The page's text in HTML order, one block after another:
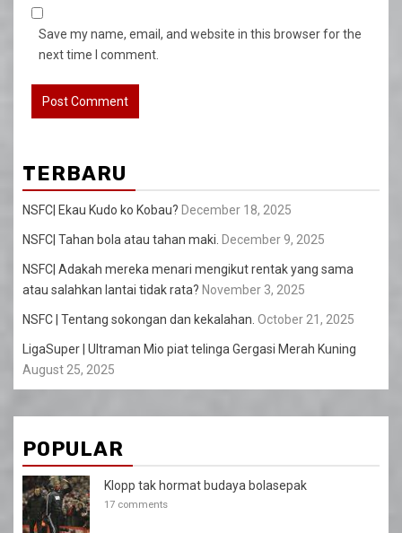
Save my name, email, and website in this browser for the
next time I comment.
TERBARU
NSFC| Ekau Kudo ko Kobau? December 18, 2025
NSFC| Tahan bola atau tahan maki. December 9, 2025
NSFC| Adakah mereka menari mengikut rentak yang sama
atau salahkan lantai tidak rata? November 3, 2025
NSFC | Tentang sokongan dan kekalahan. October 21, 2025
LigaSuper | Ultraman Mio piat telinga Gergasi Merah Kuning
August 25, 2025
POPULAR
Klopp tak hormat budaya bolasepak
17 comments